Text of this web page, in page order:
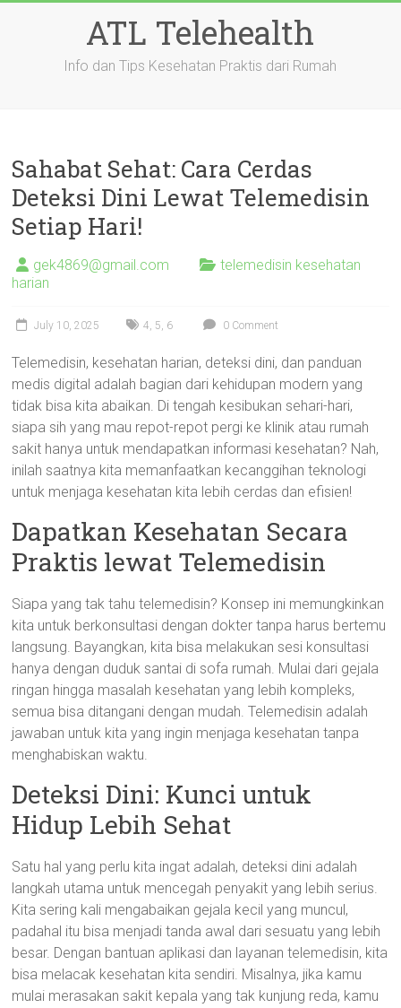
ATL Telehealth
Info dan Tips Kesehatan Praktis dari Rumah
Sahabat Sehat: Cara Cerdas
Deteksi Dini Lewat Telemedisin
Setiap Hari!
gek4869@gmail.com
telemedisin kesehatan
harian
July 10, 2025 4, 5, 6 0 Comment
Telemedisin, kesehatan harian, deteksi dini, dan panduan
medis digital adalah bagian dari kehidupan modern yang
tidak bisa kita abaikan. Di tengah kesibukan sehari-hari,
siapa sih yang mau repot-repot pergi ke klinik atau rumah
sakit hanya untuk mendapatkan informasi kesehatan? Nah,
inilah saatnya kita memanfaatkan kecanggihan teknologi
untuk menjaga kesehatan kita lebih cerdas dan efisien!
Dapatkan Kesehatan Secara
Praktis lewat Telemedisin
Siapa yang tak tahu telemedisin? Konsep ini memungkinkan
kita untuk berkonsultasi dengan dokter tanpa harus bertemu
langsung. Bayangkan, kita bisa melakukan sesi konsultasi
hanya dengan duduk santai di sofa rumah. Mulai dari gejala
ringan hingga masalah kesehatan yang lebih kompleks,
semua bisa ditangani dengan mudah. Telemedisin adalah
jawaban untuk kita yang ingin menjaga kesehatan tanpa
menghabiskan waktu.
Deteksi Dini: Kunci untuk
Hidup Lebih Sehat
Satu hal yang perlu kita ingat adalah, deteksi dini adalah
langkah utama untuk mencegah penyakit yang lebih serius.
Kita sering kali mengabaikan gejala kecil yang muncul,
padahal itu bisa menjadi tanda awal dari sesuatu yang lebih
besar. Dengan bantuan aplikasi dan layanan telemedisin, kita
bisa melacak kesehatan kita sendiri. Misalnya, jika kamu
mulai merasakan sakit kepala yang tak kunjung reda, kamu